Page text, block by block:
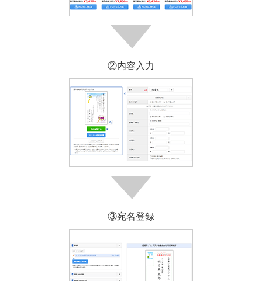
②内容入力
③宛名登録